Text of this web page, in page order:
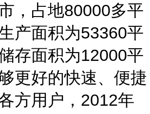
，占地80000多平
产面积为53360平
存面积为12000平
更好的快速、便捷
方用户，2012年